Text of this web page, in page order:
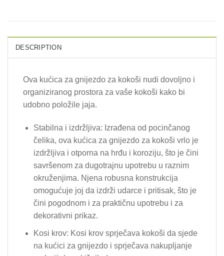
DESCRIPTION
Ova kućica za gnijezdo za kokoši nudi dovoljno i
organiziranog prostora za vaše kokoši kako bi
udobno položile jaja.
Stabilna i izdržljiva: Izrađena od pocinčanog
čelika, ova kućica za gnijezdo za kokoši vrlo je
izdržljiva i otporna na hrđu i koroziju, što je čini
savršenom za dugotrajnu upotrebu u raznim
okruženjima. Njena robusna konstrukcija
omogućuje joj da izdrži udarce i pritisak, što je
čini pogodnom i za praktičnu upotrebu i za
dekorativni prikaz.
Kosi krov: Kosi krov sprječava kokoši da sjede
na kućici za gnijezdo i sprječava nakupljanje